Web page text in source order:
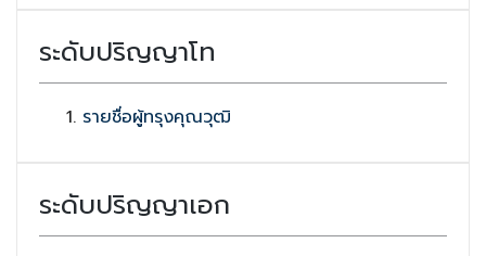
ระดับปริญญาโท
รายชื่อผู้ทรุงคุณวุฒิ
ระดับปริญญาเอก